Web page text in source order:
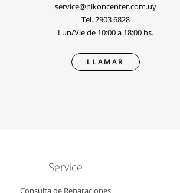
service@nikoncenter.com.uy
Tel. 2903 6828
Lun/Vie de 10:00 a 18:00 hs.
LLAMAR
Service
Consulta de Reparaciones